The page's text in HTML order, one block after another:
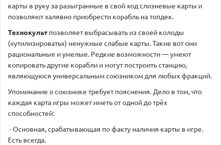
карты в руку за разыгранные в свой ход слизневые карты и
позволяют халявно приобрести корабль на топдек.
Технокульт позволяет выбрасывать из своей колоды
(«утилизировать») ненужные слабые карты. Такие вот они
рациональные и умелые. Редкие возможности — умеют
копировать другие корабли и могут построить станцию,
являющуюся универсальным союзником для любых фракций.
Упоминание о союзнике требует пояснения. Дело в том, что
каждая карта игры может иметь от одной до трёх
способностей:
- Основная, срабатывающая по факту наличия карты в игре.
Есть всегда.